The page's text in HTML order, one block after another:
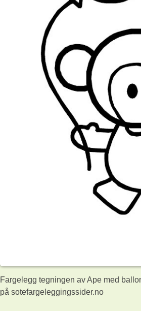
Fargelegg tegningen av Ape med
på sotefargeleggingssider.no